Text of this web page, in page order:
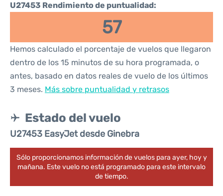
U27453 Rendimiento de puntualidad:
57
Hemos calculado el porcentaje de vuelos que llegaron
dentro de los 15 minutos de su hora programada, o
antes, basado en datos reales de vuelo de los últimos
3 meses. Más sobre puntualidad y retrasos
Estado del vuelo
U27453 EasyJet desde Ginebra
Sólo proporcionamos información de vuelos para ayer, hoy y
mañana. Este vuelo no está programado para este intervalo
de tiempo.